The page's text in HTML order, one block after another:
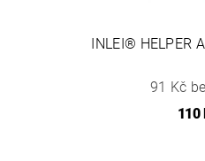
INLEI® HELPER
91 Kč
110